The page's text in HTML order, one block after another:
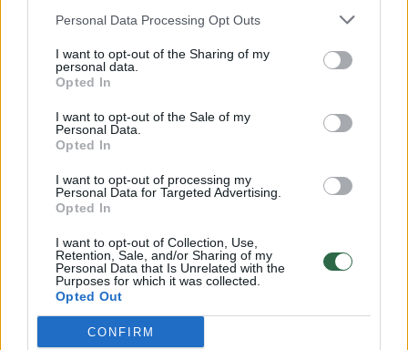
Personal Data Processing Opt Outs
I want to opt-out of the Sharing of my
personal data.
Opted In
I want to opt-out of the Sale of my
Personal Data.
Opted In
I want to opt-out of processing my
Personal Data for Targeted Advertising.
Opted In
I want to opt-out of Collection, Use,
Retention, Sale, and/or Sharing of my
Personal Data that Is Unrelated with the
Purposes for which it was collected.
Opted Out
CONFIRM
Alytaus policininkų diena be automobilio: pamatyk,
kaip atrodo
Žinios | Lietuvos diena
Alytuje padegtas „Dzūkijos“ klubo krepšininko BMW
Žinios | Kriminalai
BPC operatoriaus klaida galėjo kainuoti 4 žmonių
gyvybes